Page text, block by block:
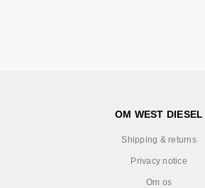
OM WEST DIESEL
Shipping & returns
Privacy notice
Om os